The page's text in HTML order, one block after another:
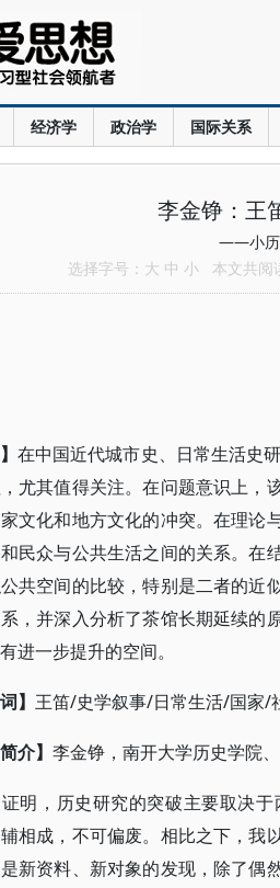
经济学 政治学 国际关系
李金铮：王
——小历
选择字号： 大 中 小 本文共阅
在中国近代城市史、日常生活史
尤其值得关注。在问题意识上，
文化和地方文化的冲突。在理论
民众与公共生活之间的关系。在
共空间的比较，特别是二者的近
，并深入分析了茶馆长期延续的
进一步提升的空间。
】 王笛/史学叙事/日常生活/国家/
介】 李金铮，南开大学历史学院
明，历史研究的突破主要取决
相成，不可偏废。相比之下，我
新资料、新对象的发现，除了偶